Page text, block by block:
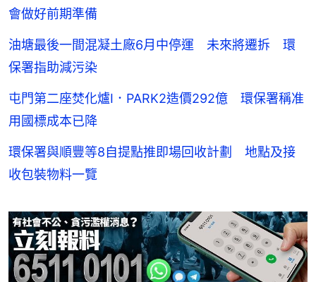
會做好前期準備
油塘最後一間混凝土廠6月中停運 未來將遷拆 環
保署指助減污染
屯門第二座焚化爐I．PARK2造價292億 環保署稱准
用國標成本已降
環保署與順豐等8自提點推即場回收計劃 地點及接
收包裝物料一覽